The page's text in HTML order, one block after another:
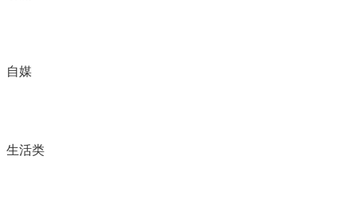
自媒
生活类